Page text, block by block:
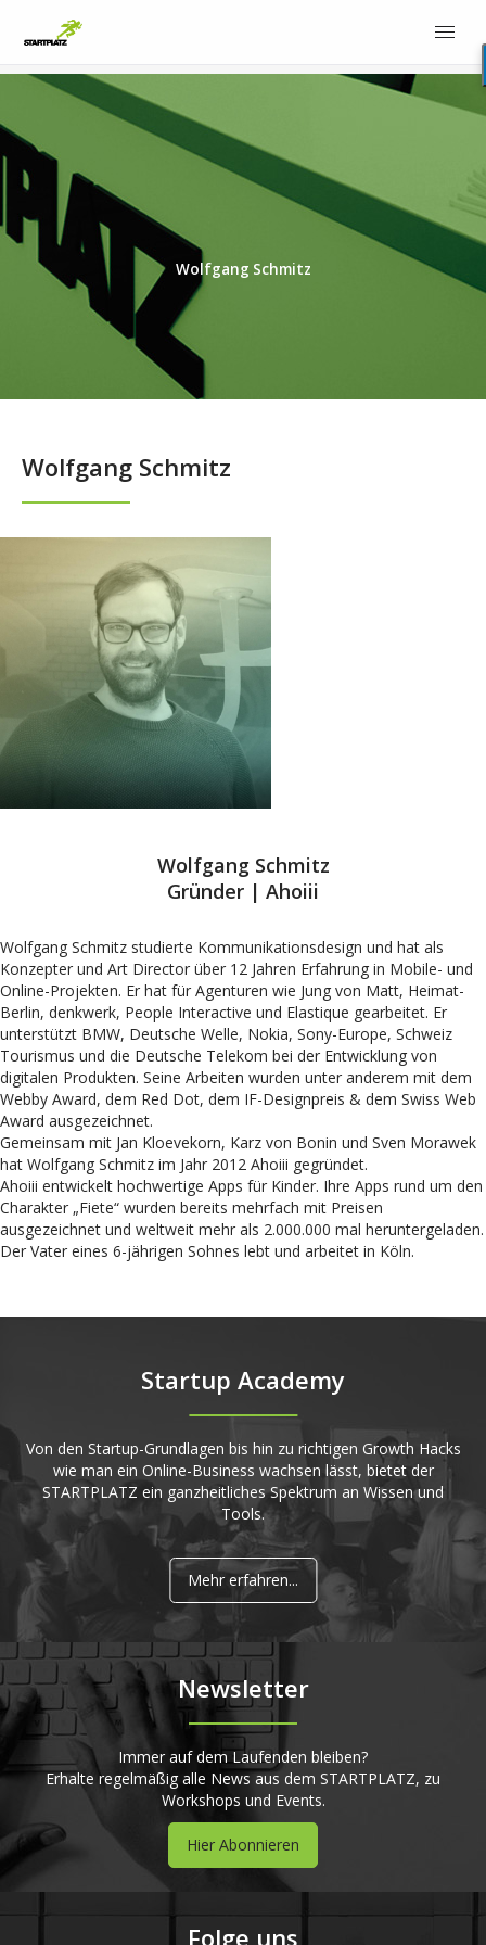
Wolfgang Schmitz
Wolfgang Schmitz
Wolfgang Schmitz
Gründer | Ahoiii
Wolfgang Schmitz studierte Kommunikationsdesign und hat als
Konzepter und Art Director über 12 Jahren Erfahrung in Mobile- und
Online-Projekten. Er hat für Agenturen wie Jung von Matt, Heimat-
Berlin, denkwerk, People Interactive und Elastique gearbeitet. Er
unterstützt BMW, Deutsche Welle, Nokia, Sony-Europe, Schweiz
Tourismus und die Deutsche Telekom bei der Entwicklung von
digitalen Produkten. Seine Arbeiten wurden unter anderem mit dem
Webby Award, dem Red Dot, dem IF-Designpreis & dem Swiss Web
Award ausgezeichnet.
Gemeinsam mit Jan Kloevekorn, Karz von Bonin und Sven Morawek
hat Wolfgang Schmitz im Jahr 2012 Ahoiii gegründet.
Ahoiii entwickelt hochwertige Apps für Kinder. Ihre Apps rund um den
Charakter „Fiete“ wurden bereits mehrfach mit Preisen
ausgezeichnet und weltweit mehr als 2.000.000 mal heruntergeladen.
Der Vater eines 6-jährigen Sohnes lebt und arbeitet in Köln.
Startup Academy
Von den Startup-Grundlagen bis hin zu richtigen Growth Hacks
wie man ein Online-Business wachsen lässt, bietet der
STARTPLATZ ein ganzheitliches Spektrum an Wissen und
Tools.
Mehr erfahren...
Newsletter
Immer auf dem Laufenden bleiben?
Erhalte regelmäßig alle News aus dem STARTPLATZ, zu
Workshops und Events.
Hier Abonnieren
Folge uns